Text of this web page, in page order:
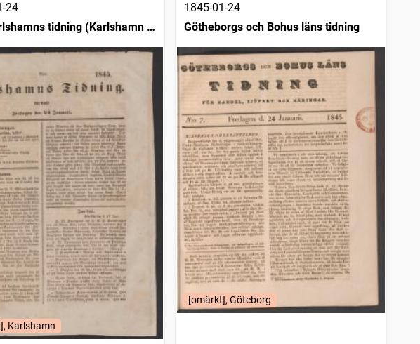
24
tidning (Karlshamn :
Karlshamn
1845-01-24
Götheborgs och Bohus läns tidning
[omärkt], Göteborg